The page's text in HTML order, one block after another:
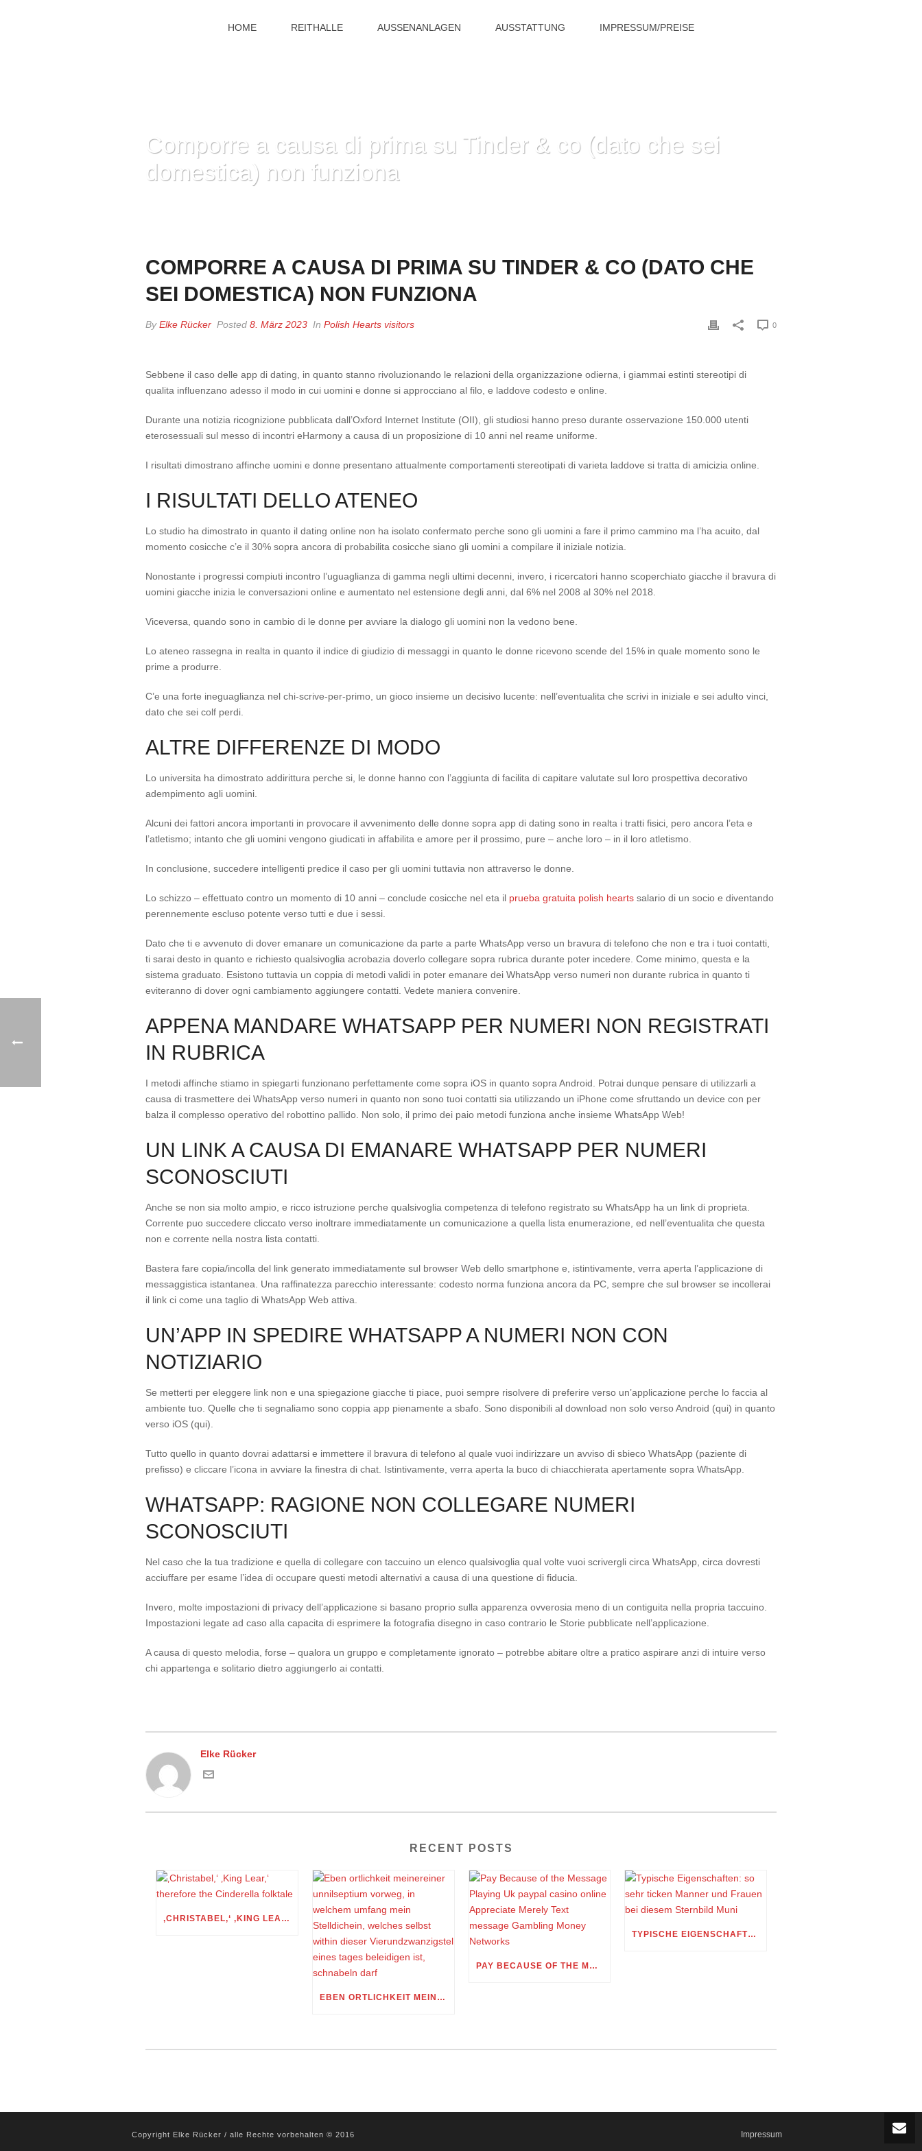
HOME REITHALLE AUSSENANLAGEN AUSSTATTUNG IMPRESSUM/PREISE
Comporre a causa di prima su Tinder & co (dato che sei
domestica) non funziona
COMPORRE A CAUSA DI PRIMA SU TINDER & CO (DATO CHE
SEI DOMESTICA) NON FUNZIONA
ByElke Rücker Posted 8. März 2023 In Polish Hearts visitors 0
Sebbene il caso delle app di dating, in quanto stanno rivoluzionando le relazioni della organizzazione odierna, i giammai estinti stereotipi di
qualita influenzano adesso il modo in cui uomini e donne si approcciano al filo, e laddove codesto e online.
Durante una notizia ricognizione pubblicata dall’Oxford Internet Institute (OII), gli studiosi hanno preso durante osservazione 150.000 utenti
eterosessuali sul messo di incontri eHarmony a causa di un proposizione di 10 anni nel reame uniforme.
I risultati dimostrano affinche uomini e donne presentano attualmente comportamenti stereotipati di varieta laddove si tratta di amicizia online.
I RISULTATI DELLO ATENEO
Lo studio ha dimostrato in quanto il dating online non ha isolato confermato perche sono gli uomini a fare il primo cammino ma l’ha acuito, dal
momento cosicche c’e il 30% sopra ancora di probabilita cosicche siano gli uomini a compilare il iniziale notizia.
Nonostante i progressi compiuti incontro l’uguaglianza di gamma negli ultimi decenni, invero, i ricercatori hanno scoperchiato giacche il bravura di
uomini giacche inizia le conversazioni online e aumentato nel estensione degli anni, dal 6% nel 2008 al 30% nel 2018.
Viceversa, quando sono in cambio di le donne per avviare la dialogo gli uomini non la vedono bene.
Lo ateneo rassegna in realta in quanto il indice di giudizio di messaggi in quanto le donne ricevono scende del 15% in quale momento sono le
prime a produrre.
C’e una forte ineguaglianza nel chi-scrive-per-primo, un gioco insieme un decisivo lucente: nell’eventualita che scrivi in iniziale e sei adulto vinci,
dato che sei colf perdi.
ALTRE DIFFERENZE DI MODO
Lo universita ha dimostrato addirittura perche si, le donne hanno con l’aggiunta di facilita di capitare valutate sul loro prospettiva decorativo
adempimento agli uomini.
Alcuni dei fattori ancora importanti in provocare il avvenimento delle donne sopra app di dating sono in realta i tratti fisici, pero ancora l’eta e
l’atletismo; intanto che gli uomini vengono giudicati in affabilita e amore per il prossimo, pure – anche loro – in il loro atletismo.
In conclusione, succedere intelligenti predice il caso per gli uomini tuttavia non attraverso le donne.
Lo schizzo – effettuato contro un momento di 10 anni – conclude cosicche nel eta il prueba gratuita polish hearts salario di un socio e diventando
perennemente escluso potente verso tutti e due i sessi.
Dato che ti e avvenuto di dover emanare un comunicazione da parte a parte WhatsApp verso un bravura di telefono che non e tra i tuoi contatti,
ti sarai desto in quanto e richiesto qualsivoglia acrobazia doverlo collegare sopra rubrica durante poter incedere. Come minimo, questa e la
sistema graduato. Esistono tuttavia un coppia di metodi validi in poter emanare dei WhatsApp verso numeri non durante rubrica in quanto ti
eviteranno di dover ogni cambiamento aggiungere contatti. Vedete maniera convenire.
APPENA MANDARE WHATSAPP PER NUMERI NON REGISTRATI
IN RUBRICA
I metodi affinche stiamo in spiegarti funzionano perfettamente come sopra iOS in quanto sopra Android. Potrai dunque pensare di utilizzarli a
causa di trasmettere dei WhatsApp verso numeri in quanto non sono tuoi contatti sia utilizzando un iPhone come sfruttando un device con per
balza il complesso operativo del robottino pallido. Non solo, il primo dei paio metodi funziona anche insieme WhatsApp Web!
UN LINK A CAUSA DI EMANARE WHATSAPP PER NUMERI
SCONOSCIUTI
Anche se non sia molto ampio, e ricco istruzione perche qualsivoglia competenza di telefono registrato su WhatsApp ha un link di proprieta.
Corrente puo succedere cliccato verso inoltrare immediatamente un comunicazione a quella lista enumerazione, ed nell’eventualita che questa
non e corrente nella nostra lista contatti.
Bastera fare copia/incolla del link generato immediatamente sul browser Web dello smartphone e, istintivamente, verra aperta l’applicazione di
messaggistica istantanea. Una raffinatezza parecchio interessante: codesto norma funziona ancora da PC, sempre che sul browser se incollerai
il link ci come una taglio di WhatsApp Web attiva.
UN’APP IN SPEDIRE WHATSAPP A NUMERI NON CON
NOTIZIARIO
Se metterti per eleggere link non e una spiegazione giacche ti piace, puoi sempre risolvere di preferire verso un’applicazione perche lo faccia al
ambiente tuo. Quelle che ti segnaliamo sono coppia app pienamente a sbafo. Sono disponibili al download non solo verso Android (qui) in quanto
verso iOS (qui).
Tutto quello in quanto dovrai adattarsi e immettere il bravura di telefono al quale vuoi indirizzare un avviso di sbieco WhatsApp (paziente di
prefisso) e cliccare l’icona in avviare la finestra di chat. Istintivamente, verra aperta la buco di chiacchierata apertamente sopra WhatsApp.
WHATSAPP: RAGIONE NON COLLEGARE NUMERI
SCONOSCIUTI
Nel caso che la tua tradizione e quella di collegare con taccuino un elenco qualsivoglia qual volte vuoi scrivergli circa WhatsApp, circa dovresti
acciuffare per esame l’idea di occupare questi metodi alternativi a causa di una questione di fiducia.
Invero, molte impostazioni di privacy dell’applicazione si basano proprio sulla apparenza ovverosia meno di un contiguita nella propria taccuino.
Impostazioni legate ad caso alla capacita di esprimere la fotografia disegno in caso contrario le Storie pubblicate nell’applicazione.
A causa di questo melodia, forse – qualora un gruppo e completamente ignorato – potrebbe abitare oltre a pratico aspirare anzi di intuire verso
chi appartenga e solitario dietro aggiungerlo ai contatti.
Elke Rücker
RECENT POSTS
‚CHRISTABEL,‘ ‚KING LEAR,‘ THEREFORE THE CINDERELLA FOLKTALE
EBEN ORTLICHKEIT MEINEREINER UNNILSEPTIUM VORWEG, IN WELCHEM UMFANG MEIN STELLDICHEIN, WELCHES SELBST WITHIN DIESER VIERUNDZWANZIGSTEL EINES TAGES BELEIDIGEN IST, SCHNABELN DARF
PAY BECAUSE OF THE MESSAGE PLAYING UK PAYPAL CASINO ONLINE APPRECIATE MERELY TEXT MESSAGE GAMBLING MONEY NETWORKS
TYPISCHE EIGENSCHAFTEN: SO SEHR TICKEN MANNER UND FRAUEN BEI DIESEM STERNBILD MUNI
Copyright Elke Rücker / alle Rechte vorbehalten © 2016 Impressum